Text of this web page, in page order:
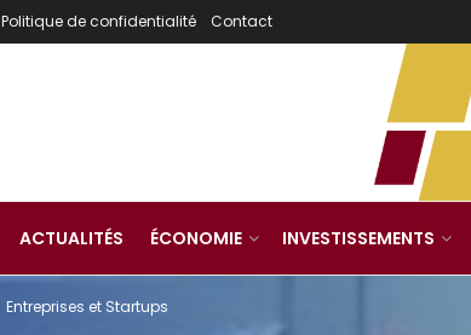
Politique de confidentialité Contact
ACTUALITÉS ÉCONOMIE INVESTISSEMENTS
Entreprises et Startups